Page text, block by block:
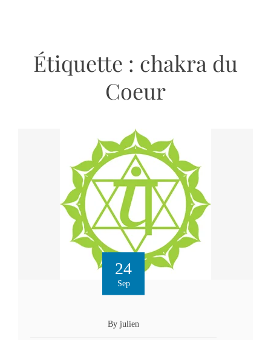
Étiquette : chakra du
Coeur
24
Sep
By julien